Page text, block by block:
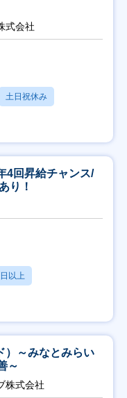
式会社
土日祝休み
4回昇給チャンス/
り！
以上
）～みなとみらい
～
株式会社